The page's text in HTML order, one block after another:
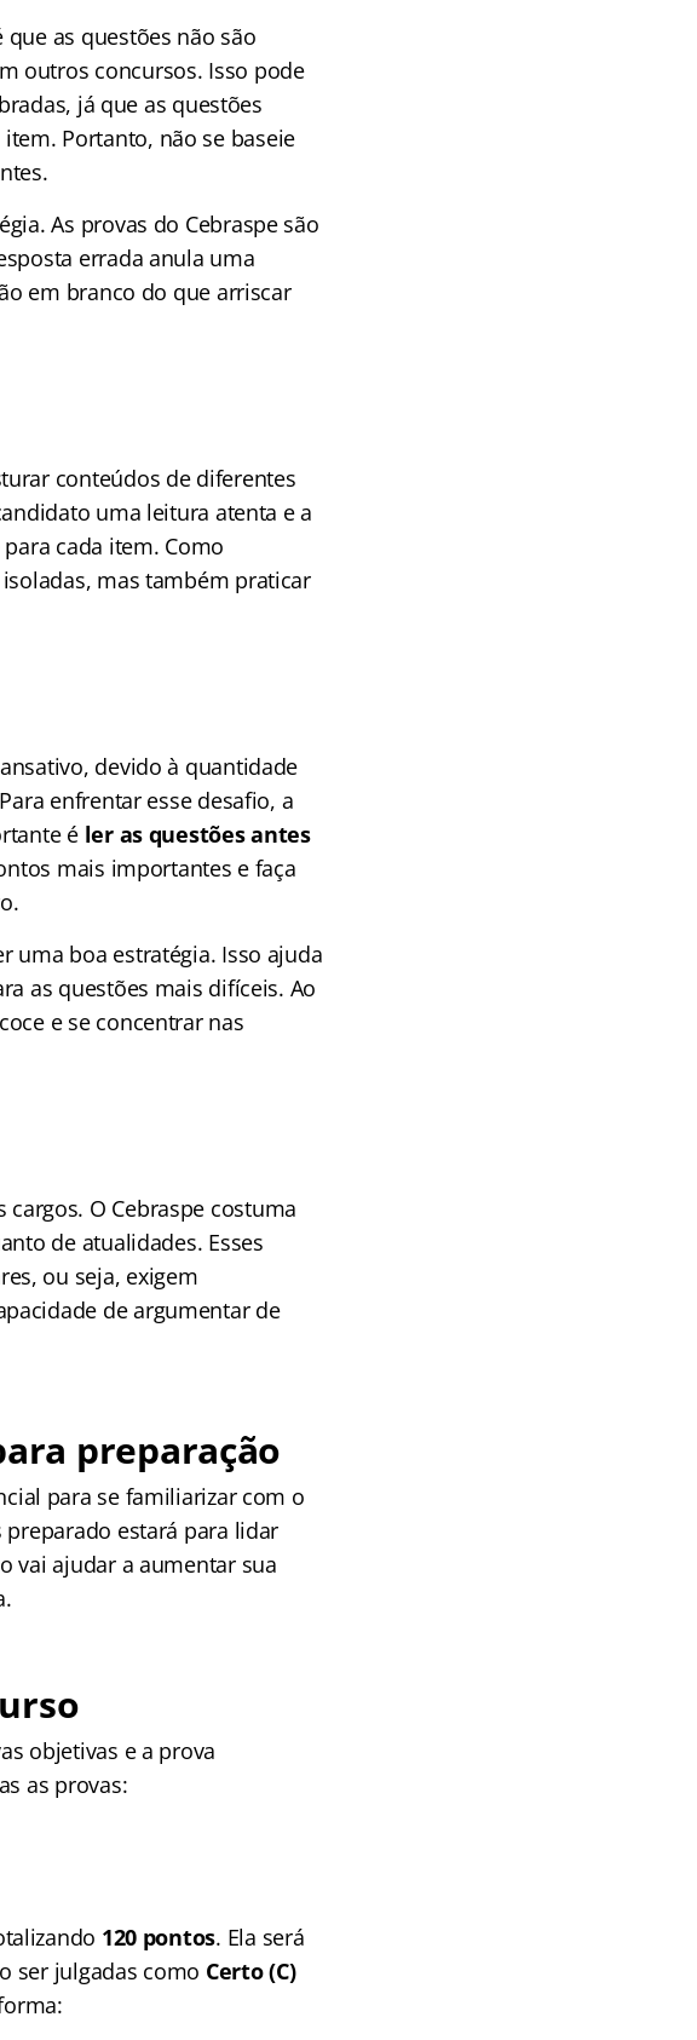
as questões não são
outros concursos. Isso pode
já que as questões
Portanto, não se baseie
As provas do Cebraspe são
errada anula uma
em branco do que arriscar
conteúdos de diferentes
uma leitura atenta e a
cada item. Como
mas também praticar
devido à quantidade
enfrentar esse desafio, a
é ler as questões antes
mais importantes e faça
uma boa estratégia. Isso ajuda
as questões mais difíceis. Ao
e se concentrar nas
cargos. O Cebraspe costuma
de atualidades. Esses
ou seja, exigem
de argumentar de
preparação
para se familiarizar com o
estará para lidar
vai ajudar a aumentar sua
objetivas e a prova
as provas:
120 pontos. Ela será
ser julgadas como Certo (C)